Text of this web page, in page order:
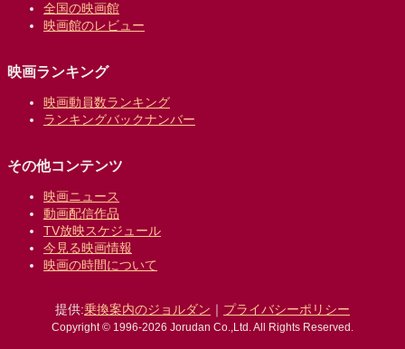
全国の映画館
映画館のレビュー
映画ランキング
映画動員数ランキング
ランキングバックナンバー
その他コンテンツ
映画ニュース
動画配信作品
TV放映スケジュール
今見る映画情報
映画の時間について
提供:乗換案内のジョルダン ｜ プライバシーポリシー
Copyright © 1996-2026 Jorudan Co.,Ltd. All Rights Reserved.